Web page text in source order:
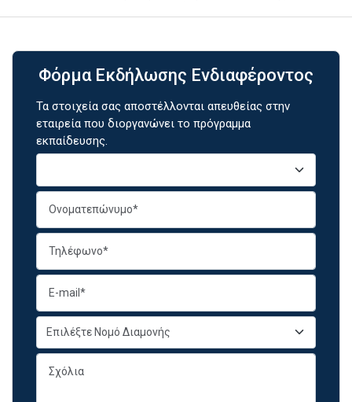
Φόρμα Εκδήλωσης Ενδιαφέροντος
Τα στοιχεία σας αποστέλλονται απευθείας στην
εταιρεία που διοργανώνει το πρόγραμμα
εκπαίδευσης.